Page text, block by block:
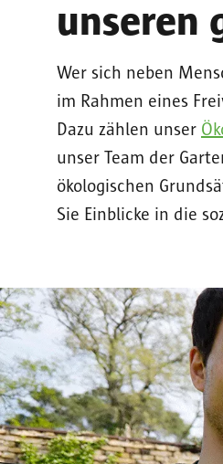
unseren
Wer sich neben
im Rahmen eines
Dazu zählen unser
unser Team der
ökologischen
Sie Einblicke in die